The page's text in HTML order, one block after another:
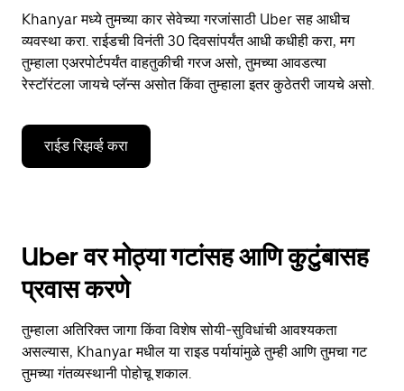
Khanyar मध्ये तुमच्या कार सेवेच्या गरजांसाठी Uber सह आधीच
व्यवस्था करा. राईडची विनंती 30 दिवसांपर्यंत आधी कधीही करा, मग
तुम्हाला एअरपोर्टपर्यंत वाहतुकीची गरज असो, तुमच्या आवडत्या
रेस्टॉरंटला जायचे प्लॅन्स असोत किंवा तुम्हाला इतर कुठेतरी जायचे असो.
राईड रिझर्व्ह करा
Uber वर मोठ्या गटांसह आणि कुटुंबासह
प्रवास करणे
तुम्हाला अतिरिक्त जागा किंवा विशेष सोयी-सुविधांची आवश्यकता
असल्यास, Khanyar मधील या राइड पर्यायांमुळे तुम्ही आणि तुमचा गट
तुमच्या गंतव्यस्थानी पोहोचू शकाल.